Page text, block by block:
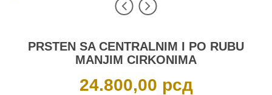
PRSTEN SA CENTRALNIM I PO RUBU
MANJIM CIRKONIMA
24.800,00 рсд